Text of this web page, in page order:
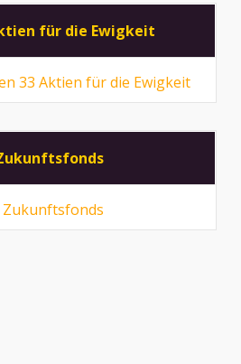
für die Ewigkeit
33 Aktien für die Ewigkeit
Zukunftsfonds